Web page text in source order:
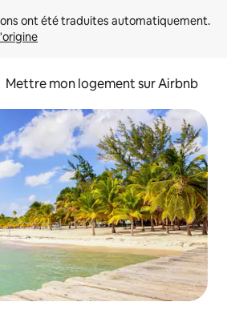
Mettre mon logement sur Airbnb